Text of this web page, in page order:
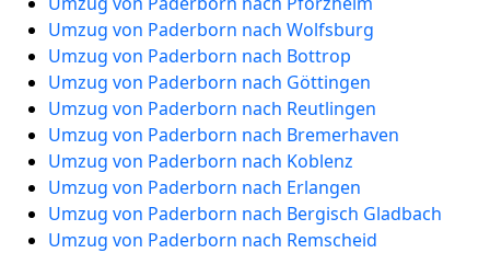
Umzug von Paderborn nach Wolfsburg
Umzug von Paderborn nach Bottrop
Umzug von Paderborn nach Göttingen
Umzug von Paderborn nach Reutlingen
Umzug von Paderborn nach Bremerhaven
Umzug von Paderborn nach Koblenz
Umzug von Paderborn nach Erlangen
Umzug von Paderborn nach Bergisch Gladbach
Umzug von Paderborn nach Remscheid